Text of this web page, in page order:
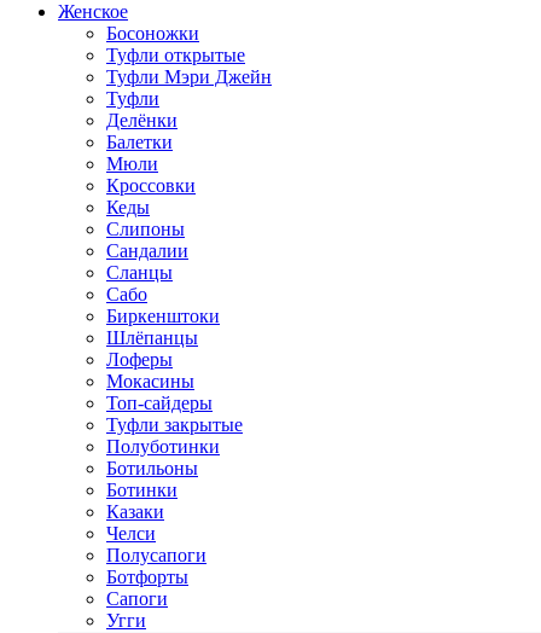
Женское
Босоножки
Туфли открытые
Туфли Мэри Джейн
Туфли
Делёнки
Балетки
Мюли
Кроссовки
Кеды
Слипоны
Сандалии
Сланцы
Сабо
Биркенштоки
Шлёпанцы
Лоферы
Мокасины
Топ-сайдеры
Туфли закрытые
Полуботинки
Ботильоны
Ботинки
Казаки
Челси
Полусапоги
Ботфорты
Сапоги
Угги